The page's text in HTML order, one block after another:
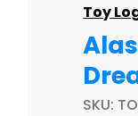
Toy
SKU: